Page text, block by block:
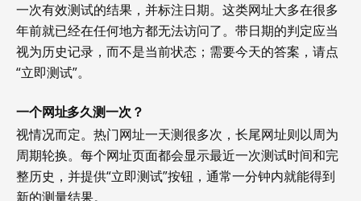
一次有效测试的结果，并标注日期。这类网址大多在很多
年前就已经在任何地方都无法访问了。带日期的判定应当
视为历史记录，而不是当前状态；需要今天的答案，请点
“立即测试”。
一个网址多久测一次？
视情况而定。热门网址一天测很多次，长尾网址则以周为
周期轮换。每个网址页面都会显示最近一次测试时间和完
整历史，并提供“立即测试”按钮，通常一分钟内就能得到
新的测量结果。